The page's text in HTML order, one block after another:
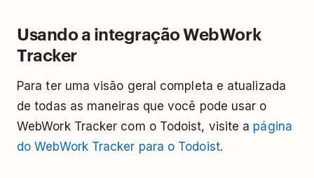
Usando a integração WebWork
Tracker
Para ter uma visão geral completa e atualizada
de todas as maneiras que você pode usar o
WebWork Tracker com o Todoist, visite a página
do WebWork Tracker para o Todoist.